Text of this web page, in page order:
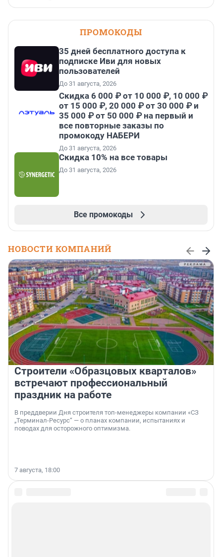
ПРОМОКОДЫ
35 дней бесплатного доступа к
подписке Иви для новых
пользователей
До 31 августа, 2026
Скидка 6 000 ₽ от 10 000 ₽, 10 000 ₽
от 15 000 ₽, 20 000 ₽ от 30 000 ₽ и
35 000 ₽ от 50 000 ₽ на первый и
все повторные заказы по
промокоду НАБЕРИ
До 31 августа, 2026
Скидка 10% на все товары
До 31 августа, 2026
Все промокоды
НОВОСТИ КОМПАНИЙ
Строители «Образцовых кварталов»
встречают профессиональный
праздник на работе
В преддверии Дня строителя топ-менеджеры компании «СЗ
„Терминал-Ресурс“ — о планах компании, испытаниях и
поводах для осторожного оптимизма.
7 августа, 18:00